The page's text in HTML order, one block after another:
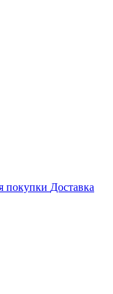
покупки Доставка